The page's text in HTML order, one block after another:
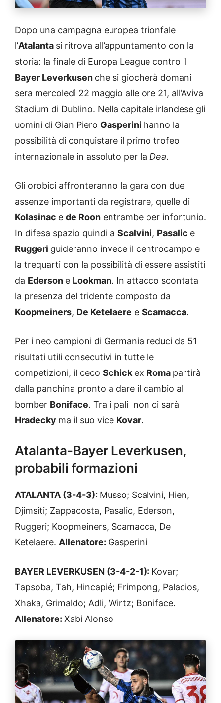
Dopo una campagna europea trionfale
l’Atalanta si ritrova all’appuntamento con la
storia: la finale di Europa League contro il
Bayer Leverkusen che si giocherà domani
sera mercoledì 22 maggio alle ore 21, all’Aviva
Stadium di Dublino. Nella capitale irlandese gli
uomini di Gian Piero Gasperini hanno la
possibilità di conquistare il primo trofeo
internazionale in assoluto per la Dea.
Gli orobici affronteranno la gara con due
assenze importanti da registrare, quelle di
Kolasinac e de Roon entrambe per infortunio.
In difesa spazio quindi a Scalvini, Pasalic e
Ruggeri guideranno invece il centrocampo e
la trequarti con la possibilità di essere assistiti
da Ederson e Lookman. In attacco scontata
la presenza del tridente composto da
Koopmeiners, De Ketelaere e Scamacca.
Per i neo campioni di Germania reduci da 51
risultati utili consecutivi in tutte le
competizioni, il ceco Schick ex Roma partirà
dalla panchina pronto a dare il cambio al
bomber Boniface. Tra i pali non ci sarà
Hradecky ma il suo vice Kovar.
Atalanta-Bayer Leverkusen,
probabili formazioni
ATALANTA (3-4-3): Musso; Scalvini, Hien,
Djimsiti; Zappacosta, Pasalic, Ederson,
Ruggeri; Koopmeiners, Scamacca, De
Ketelaere. Allenatore: Gasperini
BAYER LEVERKUSEN (3-4-2-1): Kovar;
Tapsoba, Tah, Hincapié; Frimpong, Palacios,
Xhaka, Grimaldo; Adli, Wirtz; Boniface.
Allenatore: Xabi Alonso